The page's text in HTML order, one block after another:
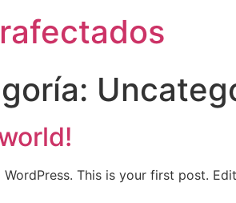
WordPress. This is your first post.